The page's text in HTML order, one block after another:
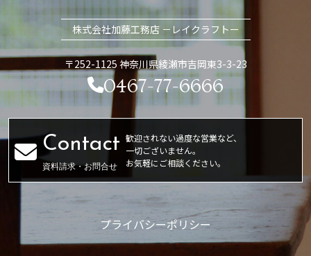
株式会社加藤工務店 －レイクラフトー
〒252-1125 神奈川県綾瀬市吉岡東3-3-23
0467-77-6666
資料請求・お問合せ
歓迎されない過度な営業など、
一切ございません。
お気軽にご相談ください。
プライバシーポリシー